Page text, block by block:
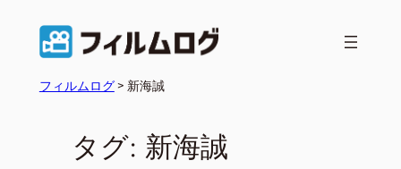
フィルムログ> 新海誠
タグ: 新海誠